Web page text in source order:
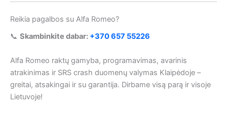
Reikia pagalbos su Alfa Romeo?
📞 Skambinkite dabar: +370 657 55226
Alfa Romeo raktų gamyba, programavimas, avarinis
atrakinimas ir SRS crash duomenų valymas Klaipėdoje –
greitai, atsakingai ir su garantija. Dirbame visą parą ir visoje
Lietuvoje!